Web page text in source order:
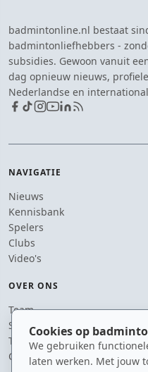
Cookies op
We gebruiken
laten werken. Met jouw
badmintonline.nl bestaat
badmintonliefhebbers -
subsidies. Gewoon vanuit
dag opnieuw nieuws,
Nederlandse en
NAVIGATIE
Nieuws
Kennisbank
Spelers
Clubs
Video's
OVER ONS
Team
Supporters
Tip de redactie
Contact